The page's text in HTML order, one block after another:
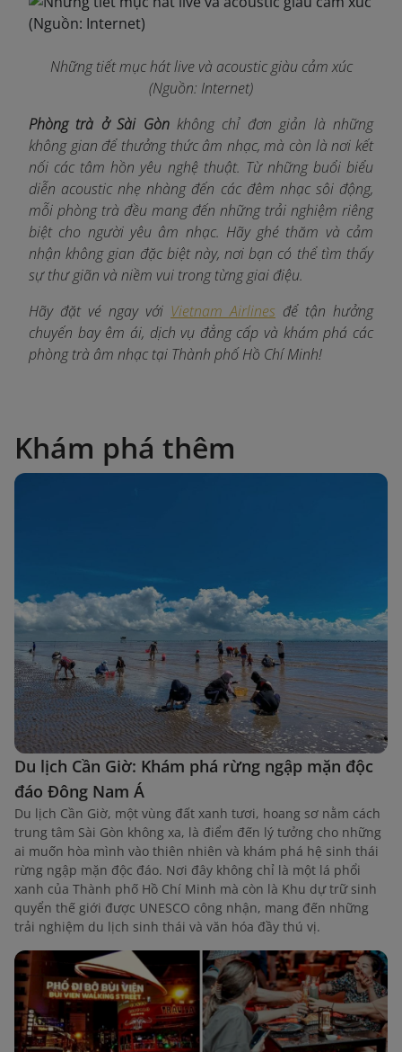
Những tiết mục hát live và acoustic giàu cảm xúc
(Nguồn: Internet)
Phòng trà ở Sài Gònkhông chỉ đơn giản là những
không gian để thưởng thức âm nhạc, mà còn là nơi kết
nối các tâm hồn yêu nghệ thuật. Từ những buổi biểu
diễn acoustic nhẹ nhàng đến các đêm nhạc sôi động,
mỗi phòng trà đều mang đến những trải nghiệm riêng
biệt cho người yêu âm nhạc. Hãy ghé thăm và cảm
nhận không gian đặc biệt này, nơi bạn có thể tìm thấy
sự thư giãn và niềm vui trong từng giai điệu.
Hãy đặt vé ngay với Vietnam Airlines để tận hưởng
chuyến bay êm ái, dịch vụ đẳng cấp và khám phá các
phòng trà âm nhạc tại Thành phố Hồ Chí Minh!
Khám phá thêm
Du lịch Cần Giờ: Khám phá rừng ngập mặn độc
đáo Đông Nam Á
Du lịch Cần Giờ, một vùng đất xanh tươi, hoang sơ nằm cách
trung tâm Sài Gòn không xa, là điểm đến lý tưởng cho những
ai muốn hòa mình vào thiên nhiên và khám phá hệ sinh thái
rừng ngập mặn độc đáo. Nơi đây không chỉ là một lá phổi
xanh của Thành phố Hồ Chí Minh mà còn là Khu dự trữ sinh
quyển thế giới được UNESCO công nhận, mang đến những
trải nghiệm du lịch sinh thái và văn hóa đầy thú vị.